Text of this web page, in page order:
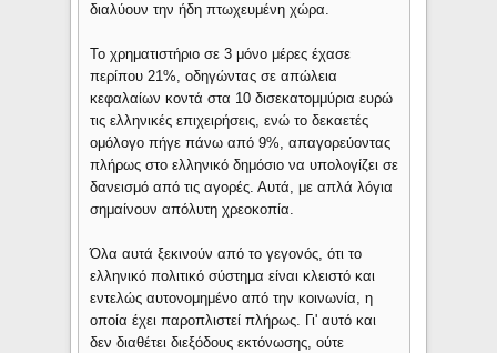
διαλύουν την ήδη πτωχευμένη χώρα.
Το χρηματιστήριο σε 3 μόνο μέρες έχασε
περίπου 21%, οδηγώντας σε απώλεια
κεφαλαίων κοντά στα 10 δισεκατομμύρια ευρώ
τις ελληνικές επιχειρήσεις, ενώ το δεκαετές
ομόλογο πήγε πάνω από 9%, απαγορεύοντας
πλήρως στο ελληνικό δημόσιο να υπολογίζει σε
δανεισμό από τις αγορές. Αυτά, με απλά λόγια
σημαίνουν απόλυτη χρεοκοπία.
Όλα αυτά ξεκινούν από το γεγονός, ότι το
ελληνικό πολιτικό σύστημα είναι κλειστό και
εντελώς αυτονομημένο από την κοινωνία, η
οποία έχει παροπλιστεί πλήρως. Γι' αυτό και
δεν διαθέτει διεξόδους εκτόνωσης, ούτε